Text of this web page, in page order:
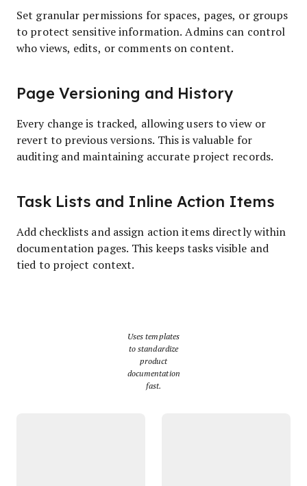
Set granular permissions for spaces, pages, or groups
to protect sensitive information. Admins can control
who views, edits, or comments on content.
Page Versioning and History
Every change is tracked, allowing users to view or
revert to previous versions. This is valuable for
auditing and maintaining accurate project records.
Task Lists and Inline Action Items
Add checklists and assign action items directly within
documentation pages. This keeps tasks visible and
tied to project context.
Uses templates
to standardize
product
documentation
fast.